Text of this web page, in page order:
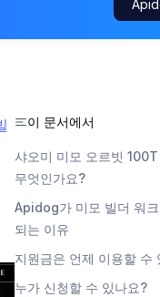
이 문서에서
샤오미 미모 오르빗
무엇인가요?
Apidog가 미모 빌더 워
되는 이유
지원금은 언제 이용할 수
누가 신청할 수 있나요?